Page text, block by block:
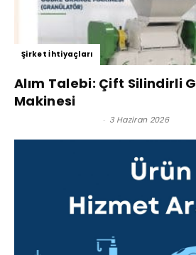
Şirket İhtiyaçları
Alım Talebi: Çift Silindirli
Makinesi
- 3 Haziran 2026